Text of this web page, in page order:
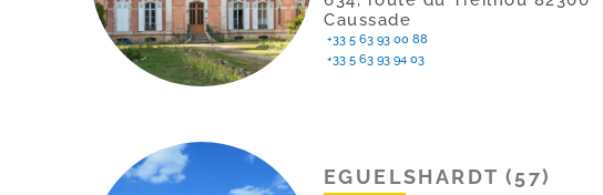
Caussade
+33 5 63 93 00 88
+33 5 63 93 94 03
EGUELSHARDT (57)